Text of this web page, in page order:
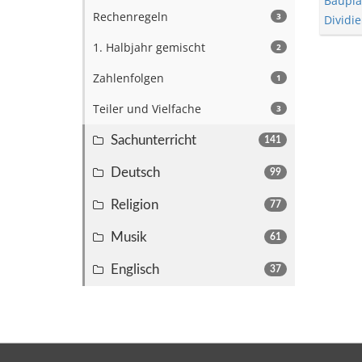
3
Rechenregeln
2
1. Halbjahr gemischt
1
Zahlenfolgen
3
Teiler und Vielfache
141
Sachunterricht
99
Deutsch
77
Religion
61
Musik
37
Englisch